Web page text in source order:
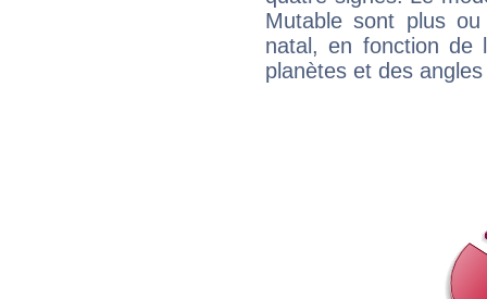
Mutable sont plus
natal, en fonction de
planètes et des